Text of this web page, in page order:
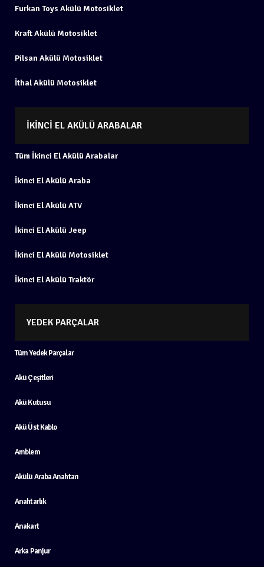
Furkan Toys Akülü Motosiklet
Kraft Akülü Motosiklet
Pilsan Akülü Motosiklet
İthal Akülü Motosiklet
İKINCI EL AKÜLÜ ARABALAR
Tüm İkinci El Akülü Arabalar
İkinci El Akülü Araba
İkinci El Akülü ATV
İkinci El Akülü Jeep
İkinci El Akülü Motosiklet
İkinci El Akülü Traktör
YEDEK PARÇALAR
Tüm Yedek Parçalar
Akü Çeşitleri
Akü Kutusu
Akü Üst Kablo
Amblem
Akülü Araba Anahtarı
Anahtarlık
Anakart
Arka Panjur